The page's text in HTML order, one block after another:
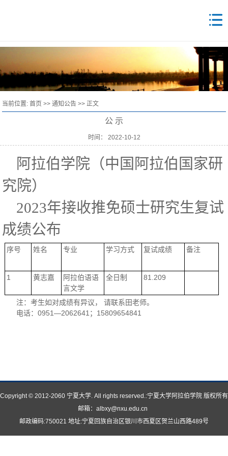
当前位置:首页 >>通知公告 >> 正文
公 示
时间： 2022-10-12
阿拉伯学院（中国阿拉伯国家研
究院）
2023年接收推免硕士研究生复试
成绩公布
序号 姓名 专业 学习方式 复试成绩 备注
1 黄志嘉 阿拉伯语语
言文学
全日制 81.209
注：考生如对成绩有异议， 请联系田老师。
电话：0951—2062641；15809654841
Copyright © 2012-2060 宁夏大学. All rights reserved.:宁夏大学阿拉伯学院 版权所有
邮箱：albxy@nxu.edu.cn
邮政编码:750021 地址:宁夏回族自治区银川市西夏区贺兰山西路489号